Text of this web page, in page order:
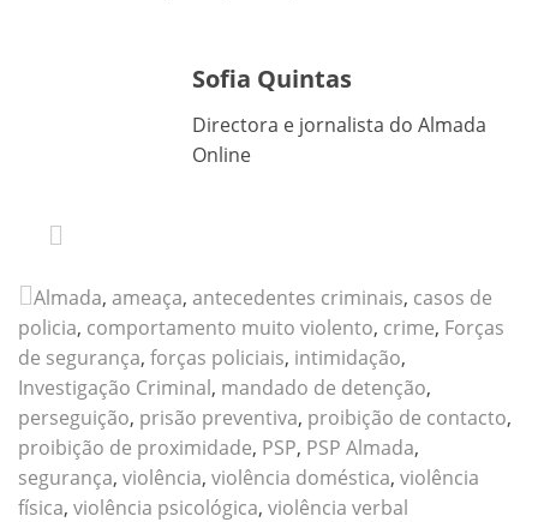
Sofia Quintas
Directora e jornalista do Almada
Online
Almada, ameaça, antecedentes criminais, casos de
policia, comportamento muito violento, crime, Forças
de segurança, forças policiais, intimidação,
Investigação Criminal, mandado de detenção,
perseguição, prisão preventiva, proibição de contacto,
proibição de proximidade, PSP, PSP Almada,
segurança, violência, violência doméstica, violência
física, violência psicológica, violência verbal